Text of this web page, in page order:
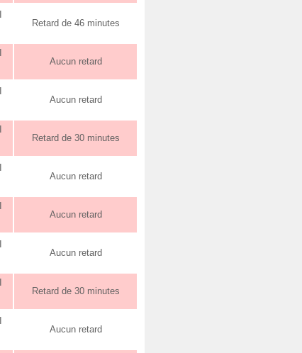
Retard de 46 minutes
Aucun retard
Aucun retard
Retard de 30 minutes
Aucun retard
Aucun retard
Aucun retard
Retard de 30 minutes
Aucun retard